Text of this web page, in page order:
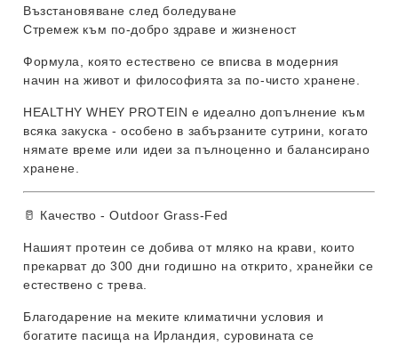
Възстановяване след боледуване
Стремеж към по-добро здраве и жизненост
Формула, която естествено се вписва в модерния
начин на живот и философията за по-чисто хранене.
HEALTHY WHEY PROTEIN е идеално допълнение към
всяка закуска - особено в забързаните сутрини, когато
нямате време или идеи за пълноценно и балансирано
хранене.
🥛 Качество - Outdoor Grass-Fed
Нашият протеин се добива от мляко на крави, които
прекарват до300 дни годишно на открито , хранейки се
естествено с трева.
Благодарение на меките климатични условия и
богатите пасища на Ирландия, суровината се